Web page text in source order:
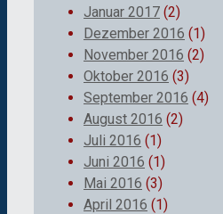
Januar 2017 (2)
Dezember 2016 (1)
November 2016 (2)
Oktober 2016 (3)
September 2016 (4)
August 2016 (2)
Juli 2016 (1)
Juni 2016 (1)
Mai 2016 (3)
April 2016 (1)